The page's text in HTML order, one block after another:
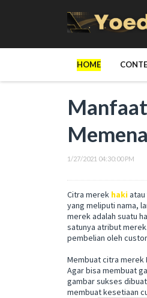
HOME
1/27/2021 04:30:00 PM
Citra merek haki
yang meliputi nama,
merek adalah suatu
satunya atribut
pembelian oleh
Membuat citra merek
Agar bisa membuat
gambar sukses
membuat kesetiaan